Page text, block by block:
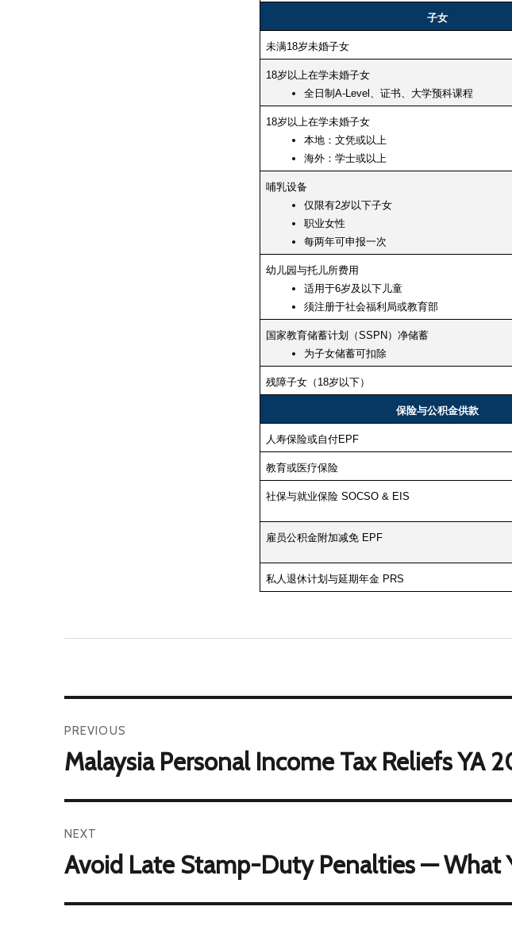
子女
未满18岁未婚子女
18岁以上在学未婚子女
全日制A-Level、证书、大学预科课程
18岁以上在学未婚子女
本地：文凭或以上
海外：学士或以上
哺乳设备
仅限有2岁以下子女
职业女性
每两年可申报一次
幼儿园与托儿所费用
适用于6岁及以下儿童
须注册于社会福利局或教育部
国家教育储蓄计划（SSPN）净储蓄
为子女储蓄可扣除
残障子女（18岁以下）
保险与公积金供款
人寿保险或自付EPF
教育或医疗保险
社保与就业保险 SOCSO & EIS
雇员公积金附加减免 EPF
私人退休计划与延期年金 PRS
PREVIOUS
Malaysia Personal Income Tax Reliefs YA
NEXT
Avoid Late Stamp-Duty Penalties — What